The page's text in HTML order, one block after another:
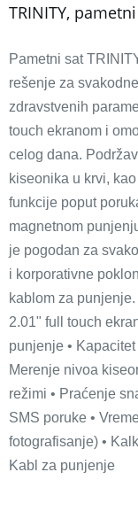
TRINITY,
Pametni sat
rešenje za
zdravstvenih
touch ekranom i
celog dana.
kiseonika u krvi,
funkcije poput
magnetnom
je pogodan za
i korporativne
kablom za
2.01" full touch
punjenje •
Merenje nivoa
režimi • Praćenje
SMS poruke •
fotografisanje) •
Kabl za punjenje